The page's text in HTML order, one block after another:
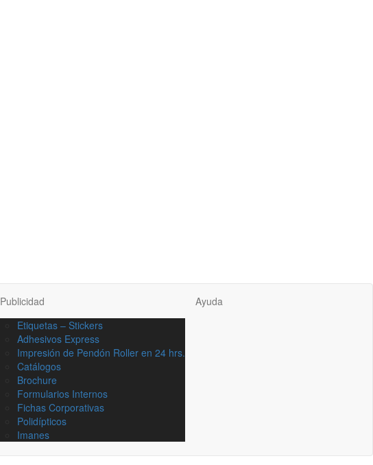
Publicidad
Etiquetas – Stickers
Adhesivos Express
Impresión de Pendón Roller en 24 hrs.
Catálogos
Brochure
Formularios Internos
Fichas Corporativas
Polidípticos
Imanes
Ayuda